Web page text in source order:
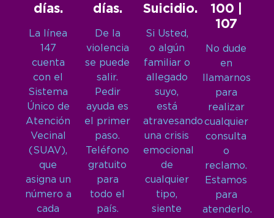
días.
La línea
147
cuenta
con el
Sistema
Único de
Atención
Vecinal
(SUAV),
que
asigna un
número a
cada
días.
De la
violencia
se puede
salir.
Pedir
ayuda es
el primer
paso.
Teléfono
gratuito
para
todo el
país.
Suicidio.
Si Usted,
o algún
familiar o
allegado
suyo,
está
atravesando
una crisis
emocional
de
cualquier
tipo,
siente
100 |
107
No dude
en
llamarnos
para
realizar
cualquier
consulta
o
reclamo.
Estamos
para
atenderlo.